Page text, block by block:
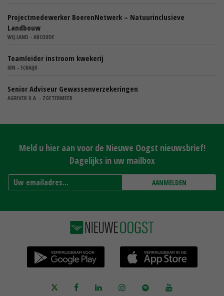
Projectmedewerker BoerenNetwerk – Natuurinclusieve
Landbouw
WIJ.LAND - ABCOUDE
Teamleider instroom kwekerij
IBN - SCHAIJK
Senior Adviseur Gewassenverzekeringen
AGRIVER U.A. - ZOETERMEER
Meld u hier aan voor de Nieuwe Oogst nieuwsbrief!
Dagelijks in uw mailbox
AANMELDEN